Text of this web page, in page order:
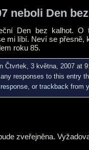
neboli Den
Den bez kalhot. O
mi líbí. Neví se přesně,
roku 85.
Čtvrtek, 3 května, 2007 at
responses to this entry
, or trackbackfrom
zveřejněna.